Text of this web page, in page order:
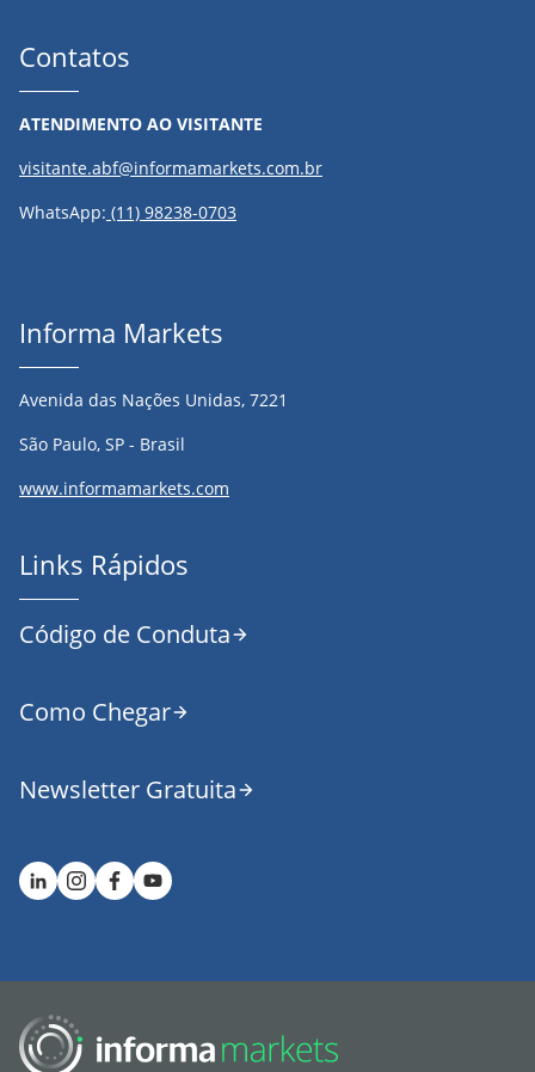
Contatos
ATENDIMENTO AO VISITANTE
visitante.abf@informamarkets.com.br
WhatsApp: (11) 98238-0703
Informa Markets
Avenida das Nações Unidas, 7221
São Paulo, SP - Brasil
www.informamarkets.com
Links Rápidos
Código de Conduta
Como Chegar
Newsletter Gratuita